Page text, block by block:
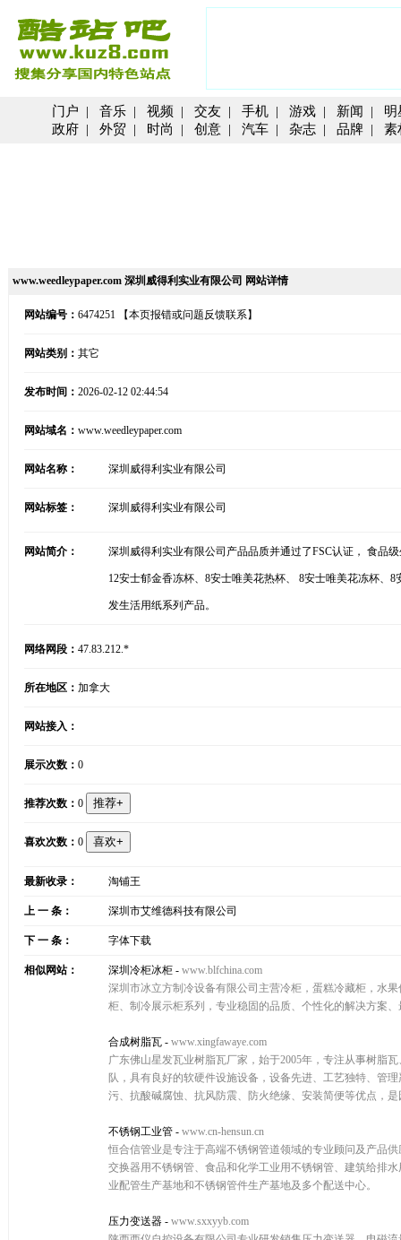
门户 | 音乐 | 视频 | 交友 | 手机 | 游戏 | 新闻 | 明
政府 | 外贸 | 时尚 | 创意 | 汽车 | 杂志 | 品牌 | 素
www.weedleypaper.com 深圳威得利实业有限公司 网站详情
网站编号： 6474251 【本页报错或问题反馈联系】
网站类别： 其它
发布时间： 2026-02-12 02:44:54
网站域名： www.weedleypaper.com
网站名称： 深圳威得利实业有限公司
网站标签： 深圳威得利实业有限公司
网站简介： 深圳威得利实业有限公司产品品质并通过了FSC认证， 食品
12安士郁金香冻杯、8安士唯美花热杯、 8安士唯美花冻杯、
发生活用纸系列产品。
网络网段： 47.83.212.*
所在地区： 加拿大
网站接入：
展示次数： 0
推荐次数： 0
喜欢次数： 0
最新收录： 淘铺王
上 一 条： 深圳市艾维德科技有限公司
下 一 条： 字体下载
相似网站： 深圳冷柜冰柜 - www.blfchina.com
深圳市冰立方制冷设备有限公司主营冷柜，蛋糕冷藏柜，水
柜、制冷展示柜系列，专业稳固的品质、个性化的解决方案
合成树脂瓦 - www.xingfawaye.com
广东佛山星发瓦业树脂瓦厂家，始于2005年，专注从事树脂
队，具有良好的软硬件设施设备，设备先进、工艺独特、管
污、抗酸碱腐蚀、抗风防震、防火绝缘、安装简便等优点，
不锈钢工业管 - www.cn-hensun.cn
恒合信管业是专注于高端不锈钢管道领域的专业顾问及产品
交换器用不锈钢管、食品和化学工业用不锈钢管、建筑给排
业配管生产基地和不锈钢管件生产基地及多个配送中心。
压力变送器 - www.sxxyyb.com